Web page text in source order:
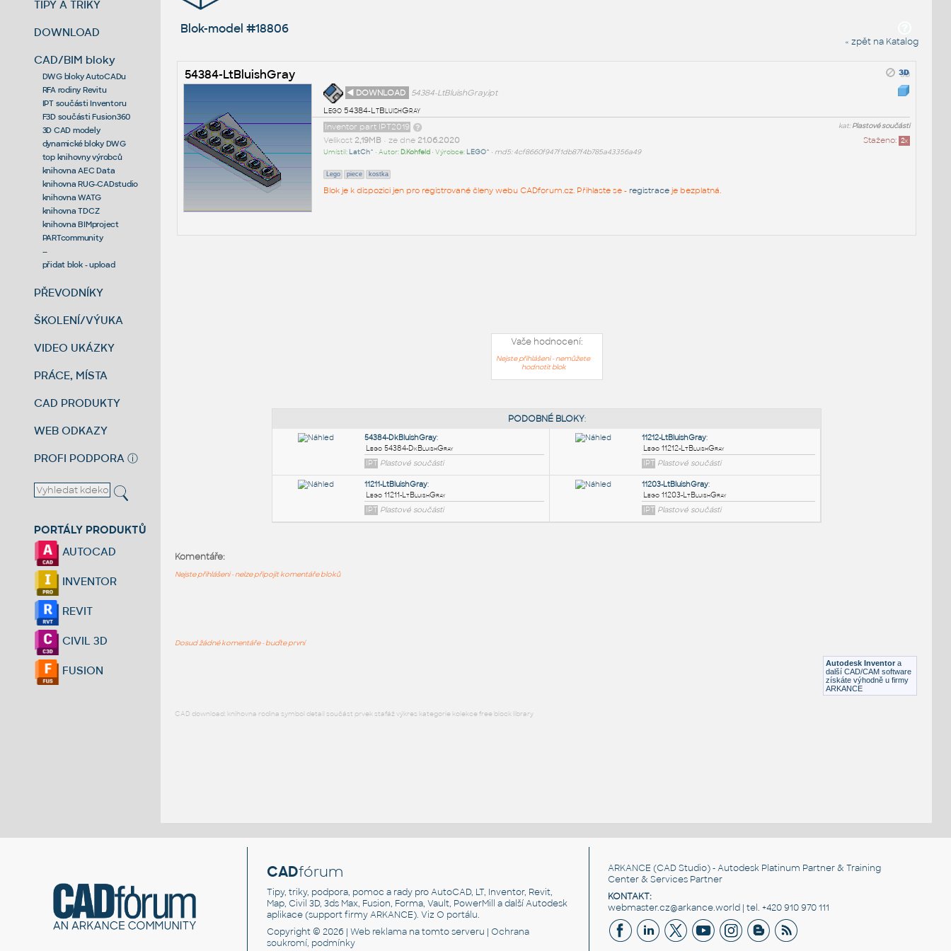
TIPY A TRIKY
DOWNLOAD
CAD/BIM bloky
DWG bloky AutoCADu
RFA rodiny Revitu
IPT součásti Inventoru
F3D součásti Fusion360
3D CAD modely
dynamické bloky DWG
top knihovny výrobců
knihovna AEC Data
knihovna RUG-CADstudio
knihovna WATG
knihovna TDCZ
knihovna BIMproject
PARTcommunity
--
přidat blok - upload
PŘEVODNÍKY
ŠKOLENÍ/VÝUKA
VIDEO UKÁZKY
PRÁCE, MÍSTA
CAD PRODUKTY
WEB ODKAZY
PROFI PODPORA ⓘ
PORTÁLY PRODUKTŮ
AUTOCAD
INVENTOR
REVIT
CIVIL 3D
FUSION
Blok-model #18806
« zpět na Katalog
54384-LtBluishGray
◄ DOWNLOAD
54384-LtBluishGray.ipt
Lego 54384-LtBluishGray
kat:Plastové součásti
Inventor part IPT2019
Staženo: 2x
Velikost 2,19MB• ze dne 21.06.2020
Umístil: LatCh^ • Autor: D.Kohfeld• Výrobce: LEGO^ • md5: 4cf8660f947f1db87f4b785a43356a49
Lego piece kostka
Blok je k dispozici jen pro registrované členy webu CADforum.cz. Přihlaste se - registraceje bezplatná.
Vaše hodnocení:
Nejste přihlášeni - nemůžete
hodnotit blok
Plastové součásti
Autodesk Inventor a
další CAD/CAM software
získáte výhodně u firmy
ARKANCE
Komentáře:
Nejste přihlášeni - nelze připojit komentáře bloků
Dosud žádné komentáře - buďte první
CAD download: knihovna rodina symbol detail součást prvek stafáž výkres kategorie kolekce free block library
CADfórum
Tipy, triky, podpora, pomoc a rady pro AutoCAD, LT, Inventor, Revit,
Map, Civil 3D, 3ds Max, Fusion, Forma, Vault, PowerMill a další Autodesk
aplikace (support firmy ARKANCE). VizO portálu.
Copyright © 2026 |Web reklama na tomto serveru |Ochrana
soukromí, podmínky
ARKANCE (CAD Studio) - Autodesk Platinum Partner & Training
Center & Services Partner
KONTAKT:
webmaster.cz@arkance.world | tel. +420 910 970 111